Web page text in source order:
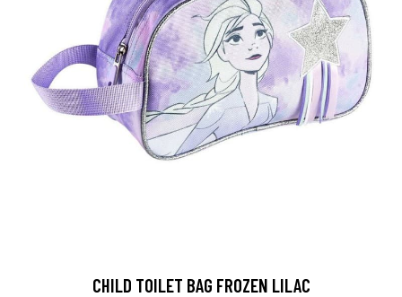
CHILD TOILET BAG FROZEN LILAC